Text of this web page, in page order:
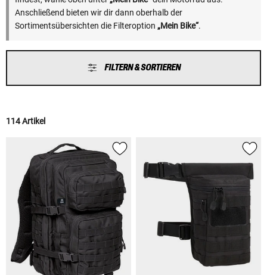
Anschließend bieten wir dir dann oberhalb der
Sortimentsübersichten die Filteroption „Mein Bike“.
FILTERN & SORTIEREN
114 Artikel